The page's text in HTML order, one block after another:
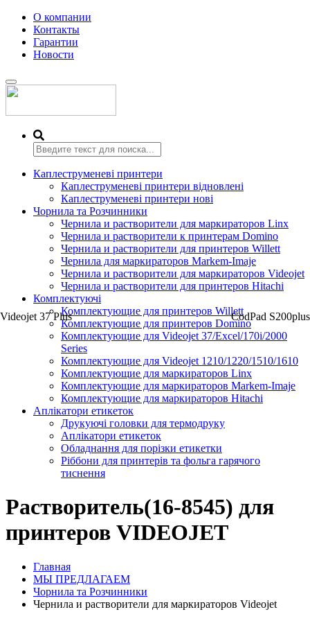
О компании
Контакты
Гарантии
Новости
Переключить
навигацию
Каплеструменеві принтери
Каплеструменеві принтери відновлені
Каплеструменеві принтери нові
Чорнила та Розчинники
Чернила и растворители для маркираторов Linx
Чернила и растворители к принтерам Domino
Чернила и растворители для принтеров Willett
Чернила для маркираторов Markem-Imaje
Чернила и растворители для маркираторов Videojet
Чернила и растворители для принтеров Hitachi
Комплектуючі
Комплектующие для принтеров Willett
Комплектующие для принтеров Domino
Комплектующие для Videojet 37/Excel/170i/2000
Series
Комплектующие для Videojet 1210/1220/1510/1610
Комплектующие для маркираторов Linx
Комплектующие для маркираторов Markem-Imaje
Комплектующие для маркираторов Hitachi
Аплікатори етикеток
Друкуючі головки для термодруку
Аплікатори етикеток
Обладнання для порізки етикетки
Ріббони для принтерів та фольга гарячого
тиснення
Растворитель(16-8545) для
принтеров VIDEOJET
Главная
МЫ ПРЕДЛАГАЕМ
Чорнила та Розчинники
Чернила и растворители для маркираторов Videojet
Videojet 37 Plus CodPad S200plus